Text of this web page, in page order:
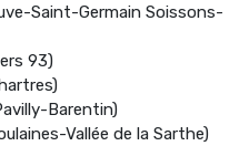
Saint-Germain Soissons-
93)
Barentin)
Vallée de la Sarthe)